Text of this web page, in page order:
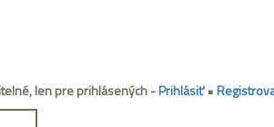
len pre prihlásených -Prihlásiť•